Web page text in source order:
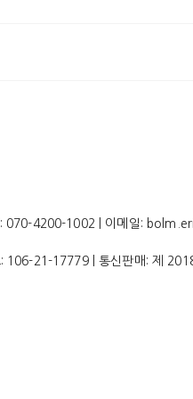
: 070-4200-1002 | 이메일:
106-21-17779| 통신판매: 제